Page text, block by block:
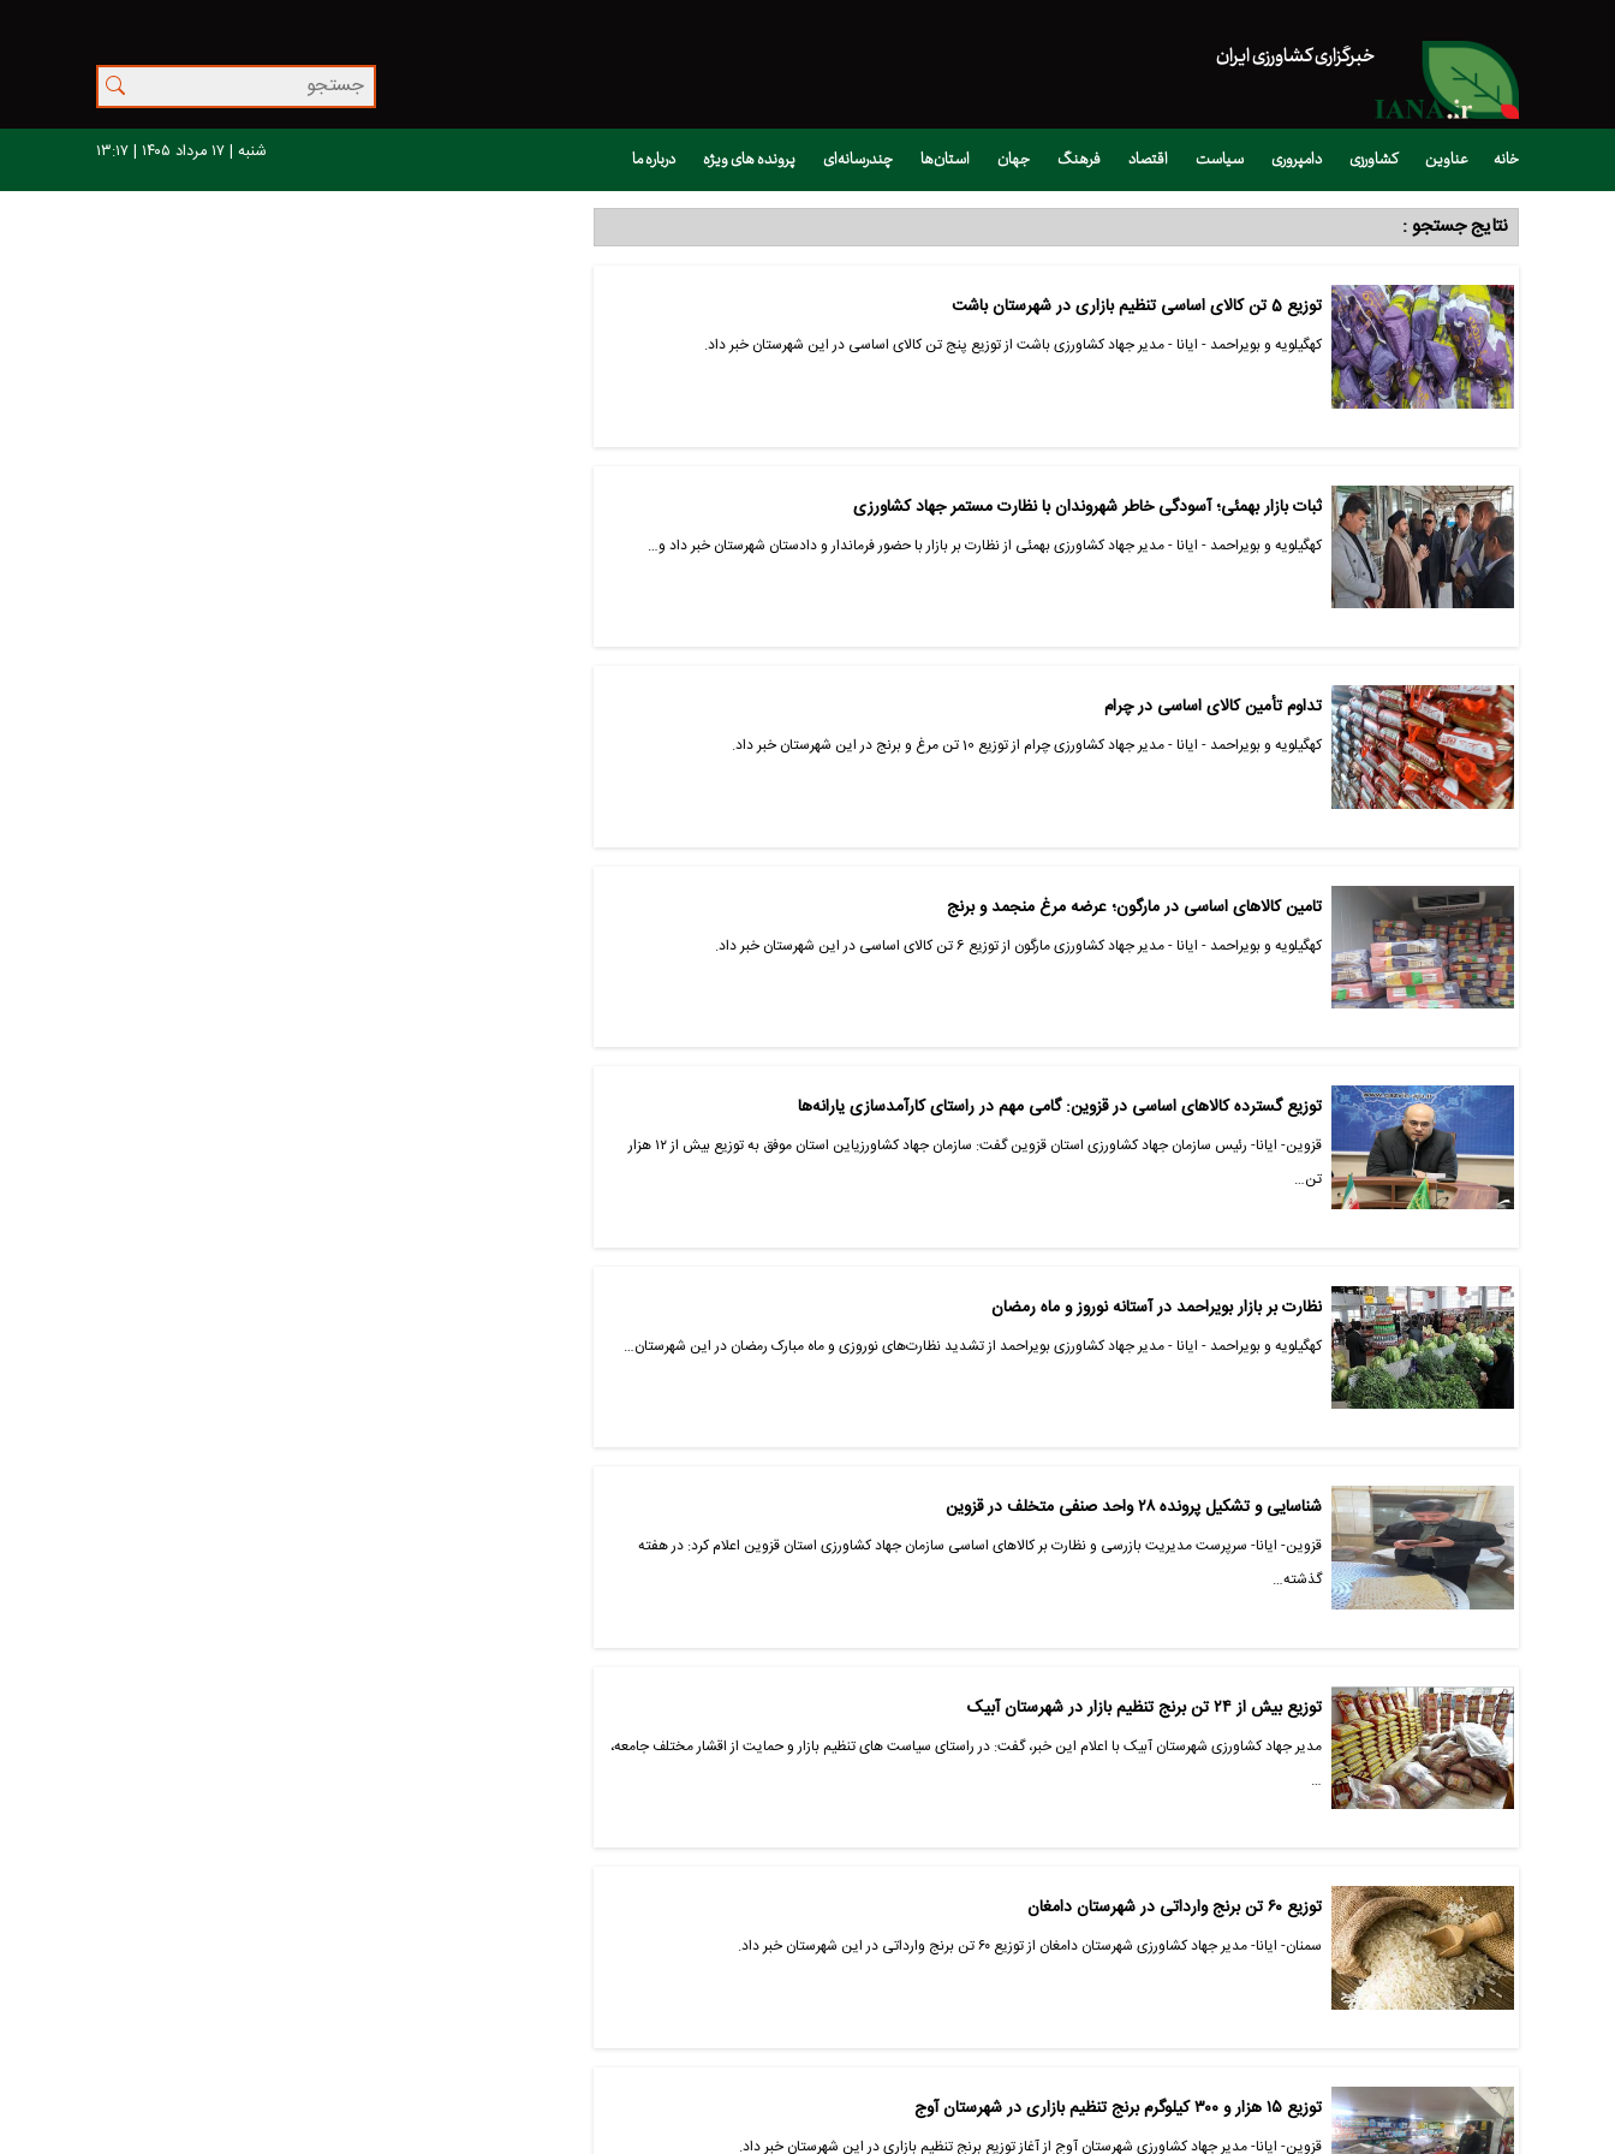
خبرگزاری کشاورزی ایران
خانه عناوین کشاورزی دامپروری سیاست اقتصاد فرهنگ جهان استان‌ها چندرسانه‌ای پرونده های ویژه درباره ما شنبه | ۱۷ مرداد ۱۴۰۵ | ۱۳:۱۷
نتایج جستجو :
توزیع 5 تن کالای اساسی تنظیم بازاری در شهرستان باشت
کهگیلویه و بویراحمد - ایانا - مدیر جهاد کشاورزی باشت از توزیع پنج تن کالای اساسی در این شهرستان خبر داد.
ثبات بازار بهمئی؛ آسودگی خاطر شهروندان با نظارت مستمر جهاد کشاورزی
کهگیلویه و بویراحمد - ایانا - مدیر جهاد کشاورزی بهمئی از نظارت بر بازار با حضور فرماندار و دادستان شهرستان خبر داد و…
تداوم تأمین کالای اساسی در چرام
کهگیلویه و بویراحمد - ایانا - مدیر جهاد کشاورزی چرام از توزیع 10 تن مرغ و برنج در این شهرستان خبر داد.
تامین کالاهای اساسی در مارگون؛ عرضه مرغ منجمد و برنج
کهگیلویه و بویراحمد - ایانا - مدیر جهاد کشاورزی مارگون از توزیع 6 تن کالای اساسی در این شهرستان خبر داد.
توزیع گسترده کالاهای اساسی در قزوین: گامی مهم در راستای کارآمدسازی یارانه‌ها
قزوین- ایانا- رئیس سازمان جهاد کشاورزی استان قزوین گفت: سازمان جهاد کشاورزیاین استان موفق به توزیع بیش از ۱۲ هزار
تن…
نظارت بر بازار بویراحمد در آستانه نوروز و ماه رمضان
کهگیلویه و بویراحمد - ایانا - مدیر جهاد کشاورزی بویراحمد از تشدید نظارت‌های نوروزی و ماه مبارک رمضان در این شهرستان…
شناسایی و تشکیل پرونده ۲۸ واحد صنفی متخلف در قزوین
قزوین- ایانا- سرپرست مدیریت بازرسی و نظارت بر کالاهای اساسی سازمان جهاد کشاورزی استان قزوین اعلام کرد: در هفته
گذشته…
توزیع بیش از ۲۴ تن برنج تنظیم بازار در شهرستان آبیک
مدیر جهاد کشاورزی شهرستان آبیک با اعلام این خبر، گفت: در راستای سیاست های تنظیم بازار و حمایت از اقشار مختلف جامعه،
…
توزیع ۶۰ تن برنج وارداتی در شهرستان دامغان
سمنان- ایانا- مدیر جهاد کشاورزی شهرستان دامغان از توزیع ۶۰ تن برنج وارداتی در این شهرستان خبر داد.
توزیع ۱۵ هزار و ۳۰۰ کیلوگرم برنج تنظیم بازاری در شهرستان آوج
قزوین- ایانا- مدیر جهاد کشاورزی شهرستان آوج از آغاز توزیع برنج تنظیم بازاری در این شهرستان خبر داد.